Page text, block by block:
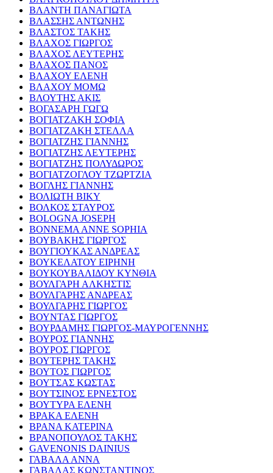
ΒΛΑΝΤΗ ΠΑΝΑΓΙΩΤΑ
ΒΛΑΣΣΗΣ ΑΝΤΩΝΗΣ
ΒΛΑΣΤΟΣ ΤΑΚΗΣ
ΒΛΑΧΟΣ ΓΙΩΡΓΟΣ
ΒΛΑΧΟΣ ΛΕΥΤΕΡΗΣ
ΒΛΑΧΟΣ ΠΑΝΟΣ
ΒΛΑΧΟΥ ΕΛΕΝΗ
ΒΛΑΧΟΥ ΜΟΜΩ
ΒΛΟΥΤΗΣ ΑΚΙΣ
ΒΟΓΑΣΑΡΗ ΓΩΓΩ
ΒΟΓΙΑΤΖΑΚΗ ΣΟΦΙΑ
ΒΟΓΙΑΤΖΑΚΗ ΣΤΕΛΛΑ
ΒΟΓΙΑΤΖΗΣ ΓΙΑΝΝΗΣ
ΒΟΓΙΑΤΖΗΣ ΛΕΥΤΕΡΗΣ
ΒΟΓΙΑΤΖΗΣ ΠΟΛΥΔΩΡΟΣ
ΒΟΓΙΑΤΖΟΓΛΟΥ ΤΖΩΡΤΖΙΑ
ΒΟΓΛΗΣ ΓΙΑΝΝΗΣ
ΒΟΛΙΩΤΗ ΒΙΚΥ
ΒΟΛΚΟΣ ΣΤΑΥΡΟΣ
BOLOGNA JOSEPH
BONNEMA ANNE SOPHIA
ΒΟΥΒΑΚΗΣ ΓΙΩΡΓΟΣ
ΒΟΥΓΙΟΥΚΑΣ ΑΝΔΡΕΑΣ
ΒΟΥΚΕΛΑΤΟΥ ΕΙΡΗΝΗ
ΒΟΥΚΟΥΒΑΛΙΔΟΥ ΚΥΝΘΙΑ
ΒΟΥΛΓΑΡΗ ΑΛΚΗΣΤΙΣ
ΒΟΥΛΓΑΡΗΣ ΑΝΔΡΕΑΣ
ΒΟΥΛΓΑΡΗΣ ΓΙΩΡΓΟΣ
ΒΟΥΝΤΑΣ ΓΙΩΡΓΟΣ
ΒΟΥΡΔΑΜΗΣ ΓΙΩΡΓΟΣ-ΜΑΥΡΟΓΕΝΝΗΣ
ΒΟΥΡΟΣ ΓΙΑΝΝΗΣ
ΒΟΥΡΟΣ ΓΙΩΡΓΟΣ
ΒΟΥΤΕΡΗΣ ΤΑΚΗΣ
ΒΟΥΤΟΣ ΓΙΩΡΓΟΣ
ΒΟΥΤΣΑΣ ΚΩΣΤΑΣ
ΒΟΥΤΣΙΝΟΣ ΕΡΝΕΣΤΟΣ
ΒΟΥΤΥΡΑ ΕΛΕΝΗ
ΒΡΑΚΑ ΕΛΕΝΗ
ΒΡΑΝΑ ΚΑΤΕΡΙΝΑ
ΒΡΑΝΟΠΟΥΛΟΣ ΤΑΚΗΣ
GAVENONIS DAINIUS
ΓΑΒΑΛΑ ΑΝΝΑ
ΓΑΒΑΛΑΣ ΚΩΝΣΤΑΝΤΙΝΟΣ